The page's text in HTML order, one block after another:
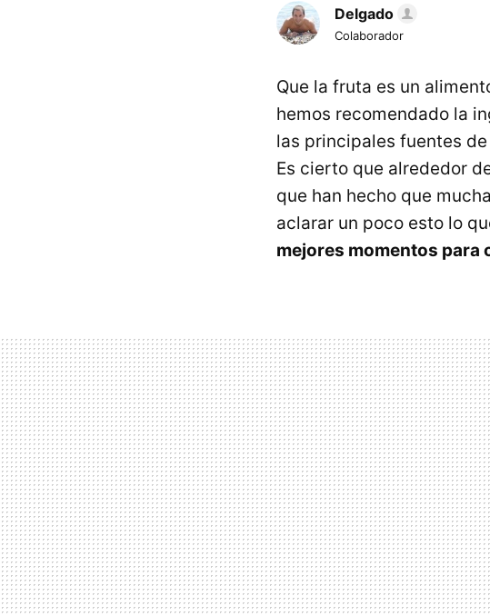
Delgado
Colaborador
Que la fruta es un
hemos recomendado la
las principales fuentes
Es cierto que alrededor
que han hecho que
aclarar un poco esto lo
mejores momentos para